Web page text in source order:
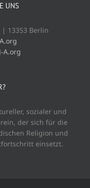
UNS
| 13353 Berlin
A.org
sozialer und
der sich für die
Religion und
einsetzt.